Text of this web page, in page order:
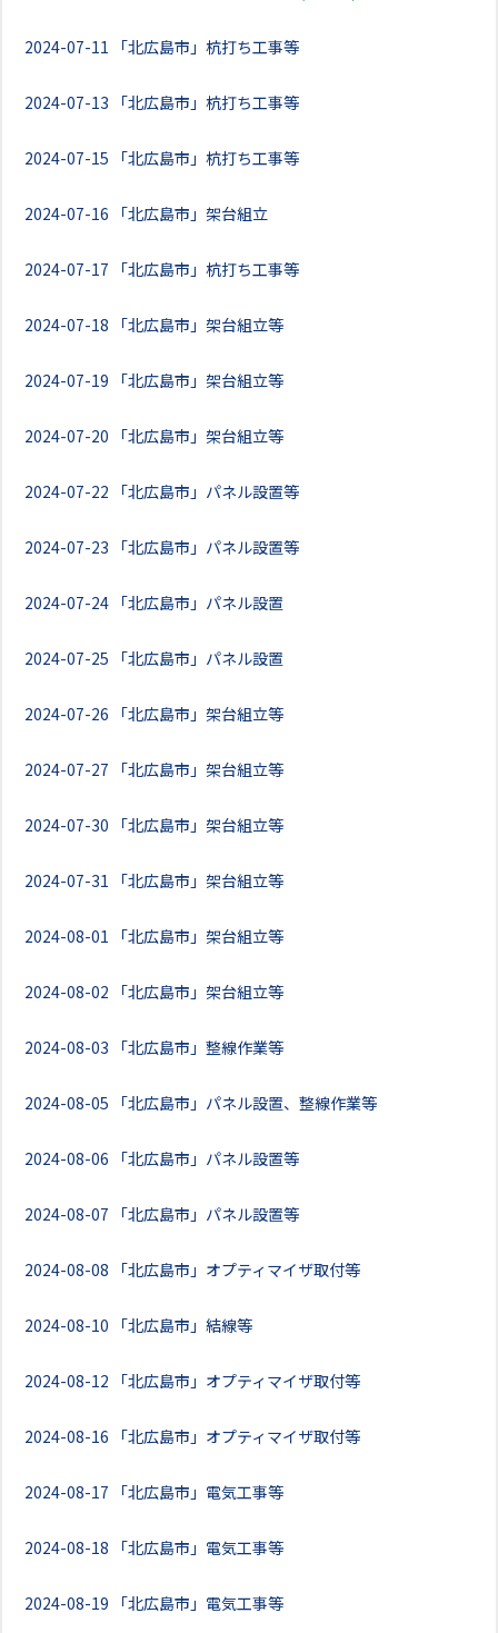
2024-07-11 「北広島市」杭打ち工事等
2024-07-13 「北広島市」杭打ち工事等
2024-07-15 「北広島市」杭打ち工事等
2024-07-16 「北広島市」架台組立
2024-07-17 「北広島市」杭打ち工事等
2024-07-18 「北広島市」架台組立等
2024-07-19 「北広島市」架台組立等
2024-07-20 「北広島市」架台組立等
2024-07-22 「北広島市」パネル設置等
2024-07-23 「北広島市」パネル設置等
2024-07-24 「北広島市」パネル設置
2024-07-25 「北広島市」パネル設置
2024-07-26 「北広島市」架台組立等
2024-07-27 「北広島市」架台組立等
2024-07-30 「北広島市」架台組立等
2024-07-31 「北広島市」架台組立等
2024-08-01 「北広島市」架台組立等
2024-08-02 「北広島市」架台組立等
2024-08-03 「北広島市」整線作業等
2024-08-05 「北広島市」パネル設置、整線作業等
2024-08-06 「北広島市」パネル設置等
2024-08-07 「北広島市」パネル設置等
2024-08-08 「北広島市」オプティマイザ取付等
2024-08-10 「北広島市」結線等
2024-08-12 「北広島市」オプティマイザ取付等
2024-08-16 「北広島市」オプティマイザ取付等
2024-08-17 「北広島市」電気工事等
2024-08-18 「北広島市」電気工事等
2024-08-19 「北広島市」電気工事等